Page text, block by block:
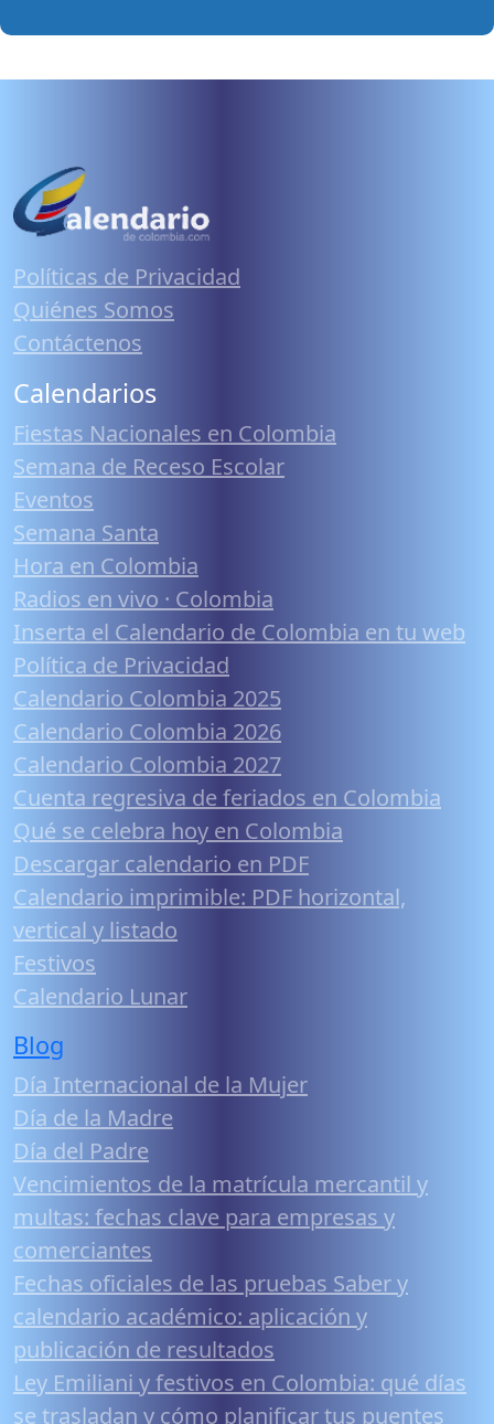
Políticas de Privacidad
Quiénes Somos
Contáctenos
Calendarios
Fiestas Nacionales en Colombia
Semana de Receso Escolar
Eventos
Semana Santa
Hora en Colombia
Radios en vivo · Colombia
Inserta el Calendario de Colombia en tu web
Política de Privacidad
Calendario Colombia 2025
Calendario Colombia 2026
Calendario Colombia 2027
Cuenta regresiva de feriados en Colombia
Qué se celebra hoy en Colombia
Descargar calendario en PDF
Calendario imprimible: PDF horizontal,
vertical y listado
Festivos
Calendario Lunar
Blog
Día Internacional de la Mujer
Día de la Madre
Día del Padre
Vencimientos de la matrícula mercantil y
multas: fechas clave para empresas y
comerciantes
Fechas oficiales de las pruebas Saber y
calendario académico: aplicación y
publicación de resultados
Ley Emiliani y festivos en Colombia: qué días
se trasladan y cómo planificar tus puentes